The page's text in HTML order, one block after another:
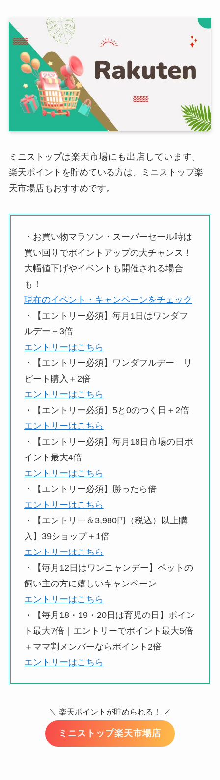
ミニストップは楽天市場にも出店しています。
楽天ポイントを貯めている方は、ミニストップ楽
天市場店もおすすめです。
・お買い物マラソン・スーパーセール時は
買い回りでポイントアップの大チャンス！
大幅値下げやイベントも開催される場合
も！
現在のイベント・キャンペーンをチェック
・【エントリー必須】毎月1日はワンダフ
ルデー＋3倍
エントリーはこちら
・【エントリー必須】ワンダフルデー リ
ピート購入＋2倍
エントリーはこちら
・【エントリー必須】5と0のつく日＋2倍
エントリーはこちら
・【エントリー必須】毎月18日市場の日ポ
イント最大4倍
エントリーはこちら
・【エントリー必須】勝ったら倍
エントリーはこちら
・【エントリー＆3,980円（税込）以上購
入】39ショップ＋1倍
エントリーはこちら
・【毎月12日はワンニャンデー】ペットの
飼い主の方に嬉しいキャンペーン
エントリーはこちら
・【毎月18・19・20日は育児の日】ポイン
ト最大7倍｜エントリーでポイント最大5倍
＋ママ割メンバーならポイント2倍
エントリーはこちら
＼ 楽天ポイントが貯められる！ ／
ミニストップ楽天市場店